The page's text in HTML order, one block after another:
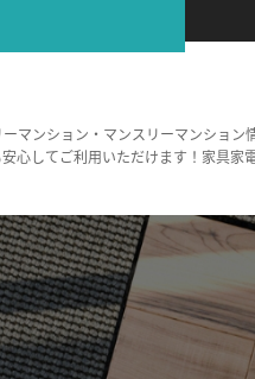
マンション・マンスリーマンショ
心してご利用いただけます！家具